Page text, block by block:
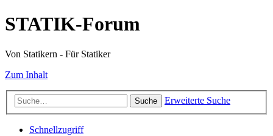
STATIK-Forum
Von Statikern - Für Statiker
Zum Inhalt
Suche Erweiterte Suche
Schnellzugriff